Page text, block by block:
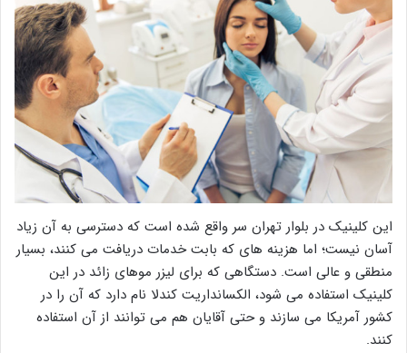
این کلینیک در بلوار تهران سر واقع شده است که دسترسی به آن زیاد
آسان نیست؛ اما هزینه های که بابت خدمات دریافت می کنند، بسیار
منطقی و عالی است. دستگاهی که برای لیزر موهای زائد در این
کلینیک استفاده می شود، الکسانداریت کندلا نام دارد که آن را در
کشور آمریکا می سازند و حتی آقایان هم می توانند از آن استفاده
کنند.